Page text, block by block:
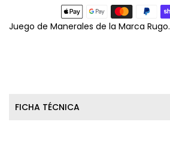
Juego de Manerales de la Marca Rugo.
FICHA TÉCNICA